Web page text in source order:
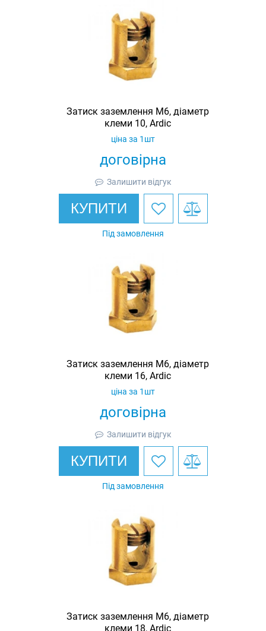
Затиск заземлення M6, діаметр
клеми 10, Ardic
договірна
ціна за 1шт
Залишити відгук
КУПИТИ
Під замовлення
Затиск заземлення M6, діаметр
клеми 16, Ardic
договірна
ціна за 1шт
Залишити відгук
КУПИТИ
Під замовлення
Затиск заземлення M6, діаметр
клеми 18, Ardic